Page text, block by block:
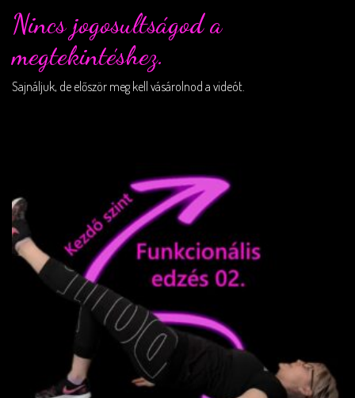
Nincs jogosultságod a
megtekintéshez.
Sajnáljuk, de először meg kell vásárolnod a videót.